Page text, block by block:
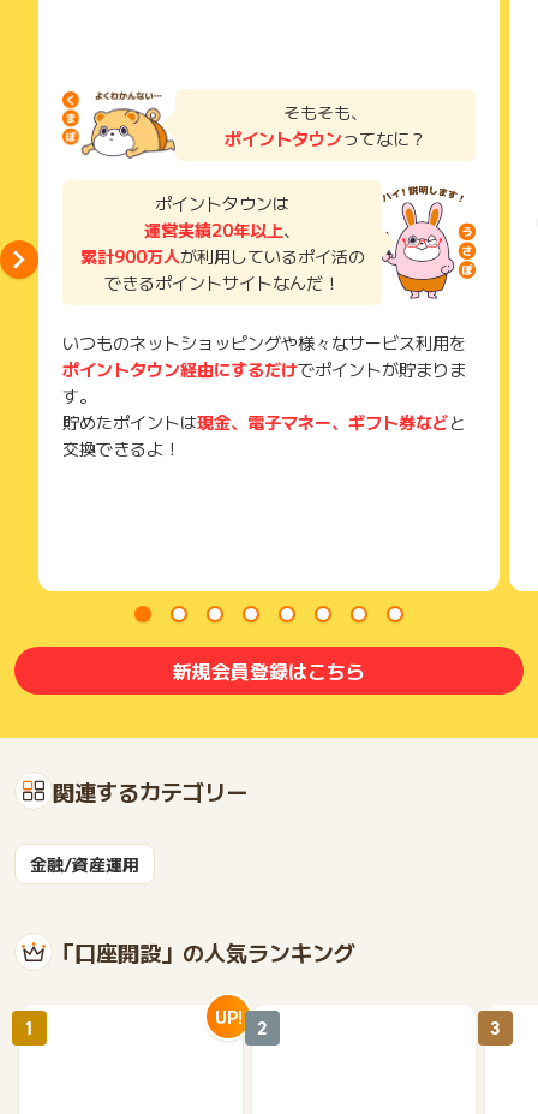
読みください。
お申し込みやお買い物後、利用したサイトから送られる購入完
獲得待ち・獲得失敗の状態でお問い合わせされる際に、該当の
メールを送っていただく場合がございます。
そのため、紛失・破棄された場合は対応いたしかねますので、
ご注意ください。
広告に遷移しない場合は掲載が終了となっておりポイントが獲
得できませんので、ご注意くださいませ。
そもそも、
ポイントタウンってなに？
ポイントタウンは
運営実績20年以上、
累計900万人が利用しているポイ活の
できるポイントサイトなんだ！
いつものネットショッピングや様々なサービス利用を
ポイントタウン経由にするだけでポイントが貯まりま
す。
貯めたポイントは現金、電子マネー、ギフト券などと
交換できるよ！
新規会員登録はこちら
関連するカテゴリー
金融/資産運用
「口座開設」の人気ランキング
1 UP! 2 3